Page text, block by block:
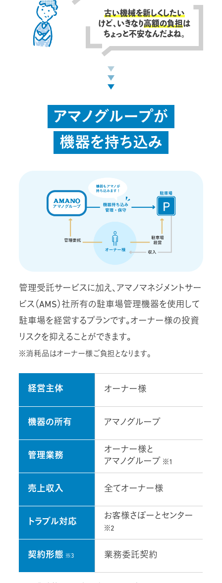
古い機械を新しくしたい
けど、いきなり高額の負担 は
ちょっと不安なんだよね。
アマノグループが
機器を持ち込み
管理受託サービスに加え、アマノマネジメントサー
ビス（AMS）社所有の駐車場管理機器を使用して
駐車場を経営するプランです。オーナー様の投資
リスクを抑えることができます。
※消耗品はオーナー様ご負担となります。
経営主体 オーナー様
機器の所有 アマノグループ
管理業務
オーナー様と
アマノグループ ※1
売上収入 全てオーナー様
トラブル対応
お客様さぽーとセンター
※2
契約形態 ※3 業務委託契約